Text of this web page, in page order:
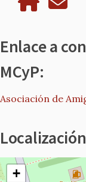
Enlace a
MCyP:
Asociación de
+